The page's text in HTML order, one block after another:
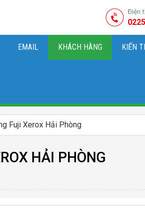
Điện
EMAIL KHÁCH HÀNG KIẾN
Fuji Xerox Hải Phòng
HẢI PHÒNG